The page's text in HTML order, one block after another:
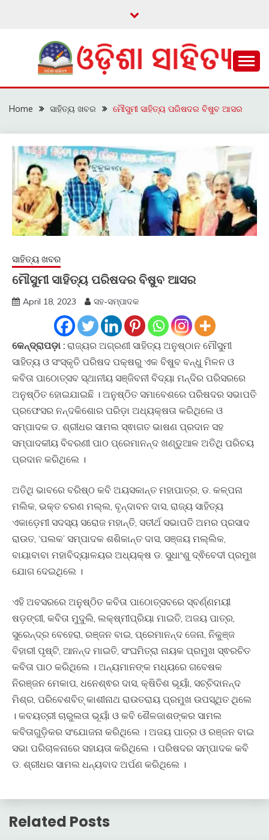
ଓଡ଼ିଶା ସାହିତ୍ୟ
Home ସାହିତ୍ୟ ଖବର ମୌସୁମୀ ସାହିତ୍ୟ ପରିଷଦର ବିଷୁବ ଆସର
ସାହିତ୍ୟ ଖବର
ମୌସୁମୀ ସାହିତ୍ୟ ପରିଷଦର ବିଷୁବ ଆସର
April 18, 2023 ସହ-ସମ୍ପାଦକ
କେନ୍ଦ୍ରାପଡ଼ା : ରାଜ୍ୟର ଅଗ୍ରଣୀ ସାହିତ୍ୟ ଅନୁଷ୍ଠାନ ମୌସୁମୀ
ସାହିତ୍ୟ ଓ ସଂସ୍କୃତି ପରିଷଦ ପକ୍ଷରୁ ଏକ ବିଷୁବ ବନ୍ଧୁ ମିଳନ ଓ
କବିତା ପାଠୋତ୍ସବ ସ୍ଥାନୀୟ ସଞ୍ଜିବନୀ ବିଦ୍ୟା ମନ୍ଦିର ପରିସରରେ
ଅନୁଷ୍ଠିତ ହୋଇଯାଇଛି । ଅନୁଷ୍ଠିତ ସମାବେଶରେ ପରିଷଦର ସଭାପତି
ପ୍ରଫେସର ନନ୍ଦକିଶୋର ପରିଡ଼ା ଅଧ୍ୟକ୍ଷତା କରିଥିଲେ ଓ
ସମ୍ପାଦକ ଡ. ଶ୍ରୀଧର ସାମଲ ସ୍ଵାଗତ ଭାଷଣ ପ୍ରଦାନ ସହ
ସମ୍ପାଦକୀୟ ବିବରଣୀ ପାଠ ପ୍ରେମାନନ୍ଦ ଖଣ୍ଡୁଆଳ ଅତିଥି ପରିଚୟ
ପ୍ରଦାନ କରିଥିଲେ ।
ଅତିଥି ଭାବରେ ବରିଷ୍ଠ କବି ଅୟସକାନ୍ତ ମହାପାତ୍ର, ଡ. କଳ୍ପନା
ମଲିକ, ଭକ୍ତ ଚରଣ ମଲ୍ଲ, ବୃନ୍ଦାବନ ଦାସ, ରାଜ୍ୟ ସାହିତ୍ୟ
ଏକାଡ଼େମୀ ସଦସ୍ୟ ସରୋଜ ମହାନ୍ତି, ସତୀର୍ଥ ସଭାପତି ଅମର ପ୍ରସାଦ
ରାଉତ, ‘ପଲକ’ ସମ୍ପାଦକ ଶଶିକାନ୍ତ ଦାସ, ସଞ୍ଜୟ ମଲ୍ଲିକ,
ବାୟାବାବା ମହାବିଦ୍ୟାଳୟର ଅଧ୍ୟକ୍ଷ ଡ. ସୁଧାଂଶୁ ଦ୍ଵିବେଦୀ ପ୍ରମୁଖ
ଯୋଗ ଦେଇଥିଲେ ।
ଏହି ଅବସରରେ ଅନୁଷ୍ଠିତ କବିତା ପାଠୋତ୍ସବରେ ସ୍ବର୍ଣ୍ଣମୟୀ
ଷଡ଼ଙ୍ଗୀ, କବିତା ମୁଦୁଲି, ଲକ୍ଷ୍ମୀପ୍ରିୟା ମାଇତି, ଅଜୟ ପାତ୍ର,
ସୁରେନ୍ଦ୍ର ବେହେରା, ରଞ୍ଜନ ବାଇ, ପ୍ରେମାନନ୍ଦ ଜେନା, ନିକୁଞ୍ଜ
ବିହାରୀ ପୃଷ୍ଟି, ଆନନ୍ଦ ମାଇତି, ସଂଘମିତ୍ରା ନାୟକ ପ୍ରମୁଖ ସ୍ଵରଚିତ
କବିତା ପାଠ କରିଥିଲେ । ଅନ୍ୟମାନଙ୍କ ମଧ୍ୟରେ ଗବେଷକ
ନିରଞ୍ଜନ ମେକାପ, ଧନେଶ୍ଵର ଦାସ, କ୍ଷିତିଶ ଭୂୟାଁ, ସଚ୍ଚିଦାନନ୍ଦ
ମିଶ୍ର, ପରିବେଶବିତ୍ କାଶୀନାଥ ରାଉତରାୟ ପ୍ରମୁଖ ଉପସ୍ଥିତ ଥିଲେ
। କବୟତ୍ରୀ ଚାରୁଲତା ଭୂୟାଁ ଓ କବି ଶୈଳଜାଶଙ୍କର ସାମଲ
କବିତାଗୁଡ଼ିକର ସଂଯୋଜନା କରିଥିଲେ । ଅଜୟ ପାତ୍ର ଓ ରଞ୍ଜନ ବାଇ
ସଭା ପରିଚାଳନାରେ ସହାୟତା କରିଥିଲେ । ପରିଷଦର ସମ୍ପାଦକ କବି
ଡ. ଶ୍ରୀଧର ସାମଲ ଧନ୍ୟବାଦ ଅର୍ପଣ କରିଥିଲେ ।
Related Posts